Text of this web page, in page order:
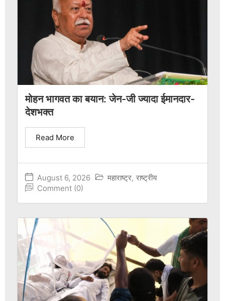
मोहन भागवत का बयान: जेन-जी ज्यादा ईमानदार-
देशभक्त
August 6, 2026 महाराष्ट्र, राष्ट्रीय
Comment (0)
Read More